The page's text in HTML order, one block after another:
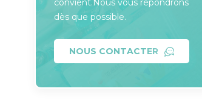
convient.Nous vous répondrons
dès que possible.
NOUS CONTACTER